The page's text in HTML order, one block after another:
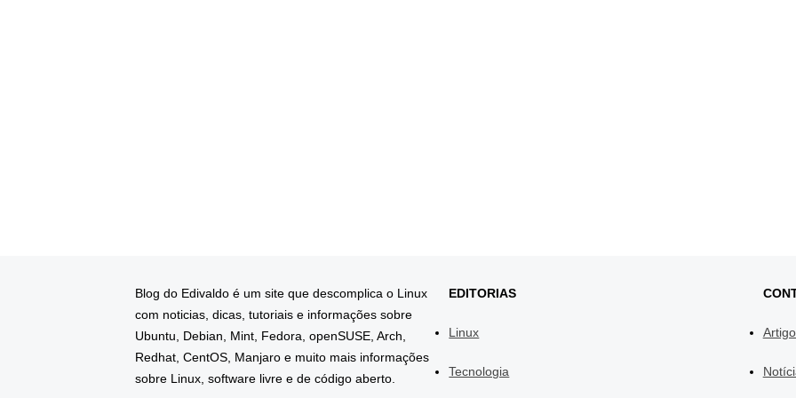
Blog do Edivaldo é um site que descomplica o Linux
com noticias, dicas, tutoriais e informações sobre
Ubuntu, Debian, Mint, Fedora, openSUSE, Arch,
Redhat, CentOS, Manjaro e muito mais informações
sobre Linux, software livre e de código aberto.
EDITORIAS
Linux
Tecnologia